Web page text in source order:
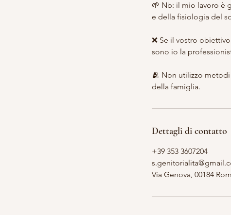
🌱 Nb: il mio lavoro è
e della fisiologia del
❌ Se il vostro
sono io la
🫂 Non utilizzo
della famiglia.
Dettagli di contatto
+39 353 3607204
Via Genova, 00184